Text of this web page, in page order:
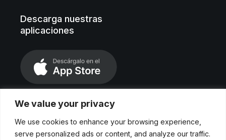
We value your privacy
We use cookies to enhance your browsing experience,
serve personalized ads or content, and analyze our traffic.
Descarga nuestras
aplicaciones